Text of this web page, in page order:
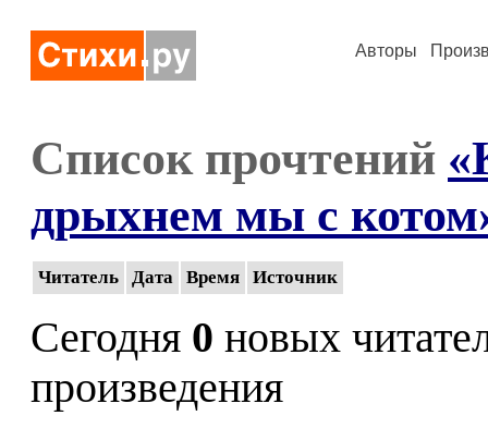
Авторы
Список прочтений
дрыхнем мы с
Читатель Дата Время Источник
Сегодня 0 новых
произведения